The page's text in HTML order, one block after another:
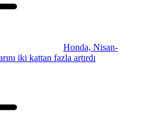
Honda, Nisan-
iki kattan fazla artırdı